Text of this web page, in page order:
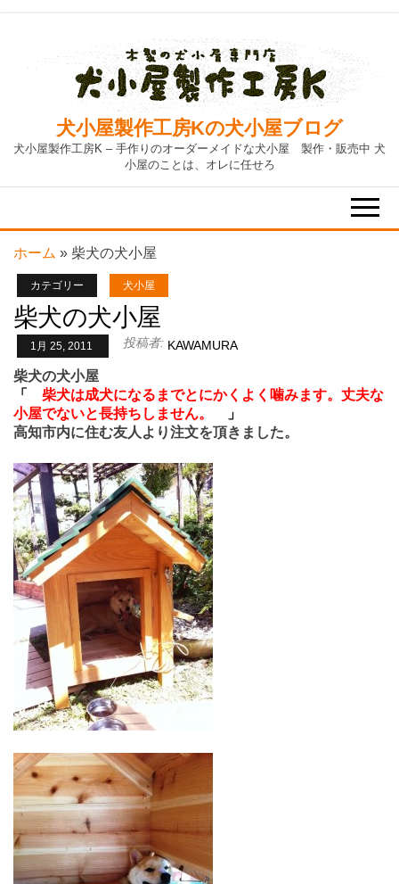
content
犬小屋製作工房Kの犬小屋ブログ
犬小屋製作工房K – 手作りのオーダーメイドな犬小屋 製作・販売中 犬
小屋のことは、オレに任せろ
ホーム » 柴犬の犬小屋
カテゴリー 犬小屋
柴犬の犬小屋
1月 25, 2011 投稿者: KAWAMURA
柴犬の犬小屋
「 柴犬は成犬になるまでとにかくよく噛みます。丈夫な
小屋でないと長持ちしません。
」
高知市内に住む友人より注文を頂きました。